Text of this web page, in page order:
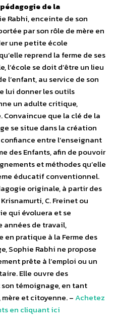
de la
Rabhi, enceinte de son
par son rôle de mère en
une petite école
reprend la ferme de ses
l’école se doit d’être un lieu
l’enfant, au service de son
lui donner les outils
un adulte critique,
Convaincue que la clé de la
se situe dans la création
entre l’enseignant
des Enfants, afin de pouvoir
et méthodes qu’elle
éducatif conventionnel.
originale, à partir des
C. Freinet ou
qui évoluera et se
années de travail,
en pratique à la Ferme des
Sophie Rabhi ne propose
prête à l’emploi ou un
Elle ouvre des
témoignage, en tant
et citoyenne. –Achetez
en cliquant ici